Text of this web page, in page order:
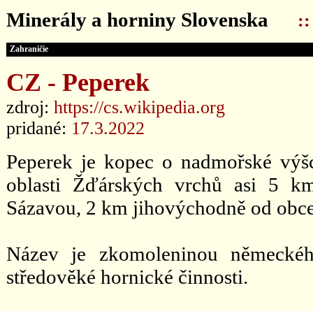
Minerály a horniny Slovenska ::
Zahraničie
CZ - Peperek
zdroj: https://cs.wikipedia.org
pridané: 17.3.2022
Peperek je kopec o nadmořské
oblasti Žďárských vrchů asi 5
Sázavou, 2 km jihovýchodně od
Název je zkomoleninou
středověké hornické činnosti.